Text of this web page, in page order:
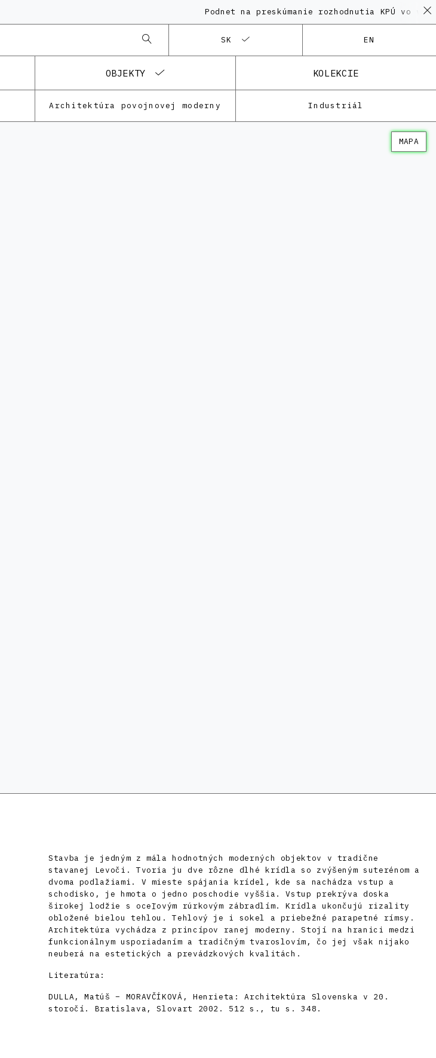
Podnet na preskúmanie rozhodnutia KPÚ vo veci
SK EN
OBJEKTY KOLEKCIE
Architektúra povojnovej moderny Industriál
MAPA
Stavba je jedným z mála hodnotných moderných objektov v tradične
stavanej Levoči. Tvoria ju dve rôzne dlhé krídla so zvýšeným suterénom a
dvoma podlažiami. V mieste spájania krídel, kde sa nachádza vstup a
schodisko, je hmota o jedno poschodie vyššia. Vstup prekrýva doska
širokej lodžie s oceľovým rúrkovým zábradlím. Krídla ukončujú rizality
obložené bielou tehlou. Tehlový je i sokel a priebežné parapetné rímsy.
Architektúra vychádza z princípov ranej moderny. Stojí na hranici medzi
funkcionálnym usporiadaním a tradičným tvaroslovím, čo jej však nijako
neuberá na estetických a prevádzkových kvalitách.
Literatúra:
DULLA, Matúš – MORAVČÍKOVÁ, Henrieta: Architektúra Slovenska v 20.
storočí. Bratislava, Slovart 2002. 512 s., tu s. 348.